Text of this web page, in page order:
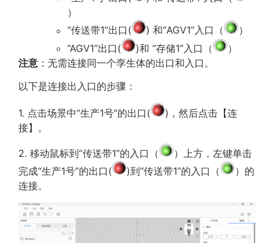
）
“传送带1”出口(
) 和“AGV1”入口（
）
“AGV1”出口(
)和 “存储1”入口（
）
注意 ：无需连接同一个孪生体的出口和入口。
以下是连接出入口的步骤：
1. 点击场景中“生产1号”的出口(
)，然后点击【连
接】。
2. 移动鼠标到“传送带1”的入口（
）上方，左键单击
完成“生产1号”的出口(
)到“传送带1”的入口（
）的
连接。